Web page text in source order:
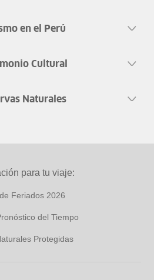
en el Perú
Cultural
Naturales
para tu viaje:
Feriados 2026
del Tiempo
Protegidas